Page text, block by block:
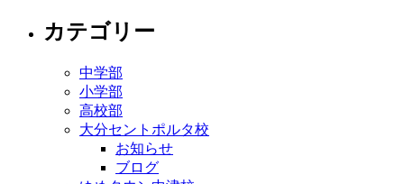
カテゴリー
中学部
小学部
高校部
大分セントポルタ校
お知らせ
ブログ